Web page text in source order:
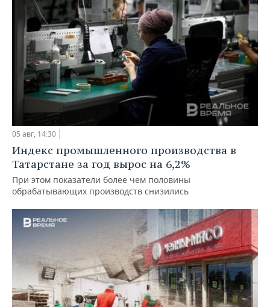
05 авг, 14:30
Индекс промышленного производства в
Татарстане за год вырос на 6,2%
При этом показатели более чем половины
обрабатывающих производств снизились